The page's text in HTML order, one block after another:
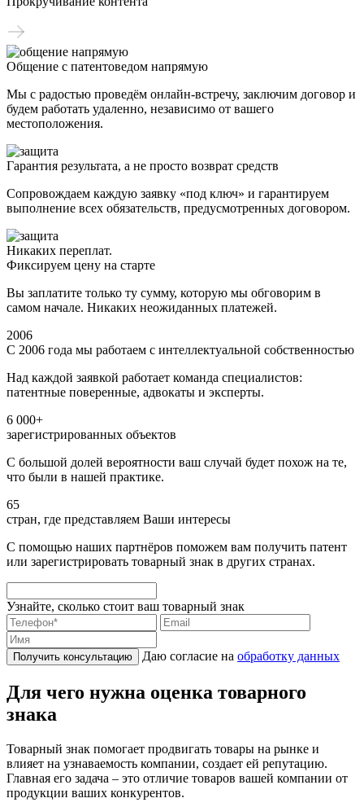
Общение с патентоведом напрямую
Мы с радостью проведём онлайн-встречу, заключим договор и
будем работать удаленно, независимо от вашего
местоположения.
Гарантия результата, а не просто возврат средств
Сопровождаем каждую заявку «под ключ» и гарантируем
выполнение всех обязательств, предусмотренных договором.
Никаких переплат.
Фиксируем цену на старте
Вы заплатите только ту сумму, которую мы обговорим в
самом начале. Никаких неожиданных платежей.
2006
С 2006 года мы работаем с интеллектуальной собственностью
Над каждой заявкой работает команда специалистов:
патентные поверенные, адвокаты и эксперты.
6 000+
зарегистрированных объектов
С большой долей вероятности ваш случай будет похож на те,
что были в нашей практике.
65
стран, где представляем Ваши интересы
С помощью наших партнёров поможем вам получить патент
или зарегистрировать товарный знак в других странах.
Узнайте, сколько стоит ваш товарный знак
Получить консультацию Даю согласие на обработку данных
Для чего нужна оценка товарного
знака
Товарный знак помогает продвигать товары на рынке и
влияет на узнаваемость компании, создает ей репутацию.
Главная его задача – это отличие товаров вашей компании от
продукции ваших конкурентов.